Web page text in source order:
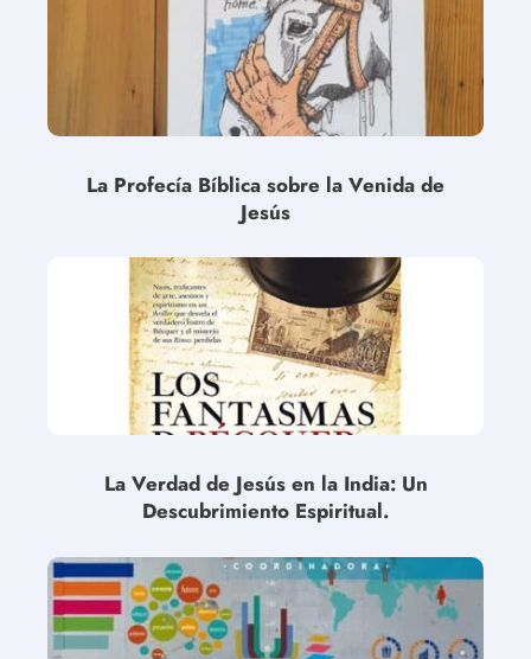
La Profecía Bíblica sobre la Venida de
Jesús
La Verdad de Jesús en la India: Un
Descubrimiento Espiritual.